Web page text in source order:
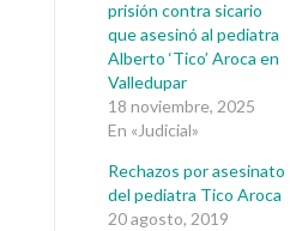
prisión contra sicario
que asesinó al pediatra
Alberto ‘Tico’ Aroca en
Valledupar
18 noviembre, 2025
En «Judicial»
Rechazos por asesinato
del pediatra Tico Aroca
20 agosto, 2019